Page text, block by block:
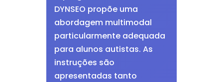
DYNSEO propõe uma
abordagem multimodal
particularmente adequada
para alunos autistas. As
instruções são
apresentadas tanto